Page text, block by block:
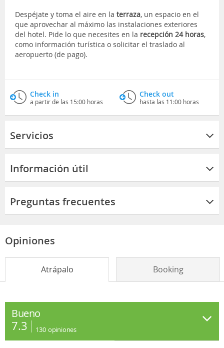
Despéjate y toma el aire en la terraza, un espacio en el
que aprovechar al máximo las instalaciones exteriores
del hotel. Pide lo que necesites en la recepción 24 horas,
como información turística o solicitar el traslado al
aeropuerto (de pago).
Check in
a partir de las 15:00 horas
Check out
hasta las 11:00 horas
Servicios
Información útil
Preguntas frecuentes
Opiniones
Atrápalo Booking
Bueno
7.3 130 opiniones